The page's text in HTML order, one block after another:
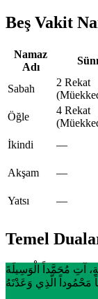
Beş Vakit
Namaz
Adı
Sabah
2 Rekat
Öğle
4 Rekat
İkindi —
Akşam —
Yatsı —
Temel
آتِ مُحَمَّداً الْوَسِيلَةَ